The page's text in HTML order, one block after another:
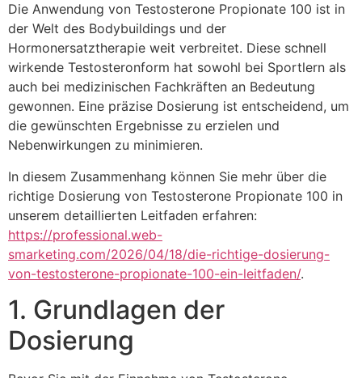
Die Anwendung von Testosterone Propionate 100 ist in
der Welt des Bodybuildings und der
Hormonersatztherapie weit verbreitet. Diese schnell
wirkende Testosteronform hat sowohl bei Sportlern als
auch bei medizinischen Fachkräften an Bedeutung
gewonnen. Eine präzise Dosierung ist entscheidend, um
die gewünschten Ergebnisse zu erzielen und
Nebenwirkungen zu minimieren.
In diesem Zusammenhang können Sie mehr über die
richtige Dosierung von Testosterone Propionate 100 in
unserem detaillierten Leitfaden erfahren:
https://professional.web-
smarketing.com/2026/04/18/die-richtige-dosierung-
von-testosterone-propionate-100-ein-leitfaden/.
1. Grundlagen der
Dosierung